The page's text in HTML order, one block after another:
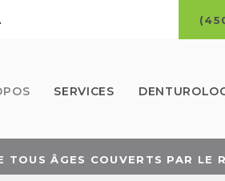
SERVICES
TOUS ÂGES COUVERTS PAR LE
UN RENDEZ-VOUS?